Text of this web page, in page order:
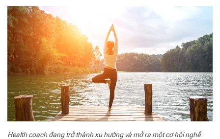
Health coach đang trở thành xu hướng và mở ra một cơ hội nghề